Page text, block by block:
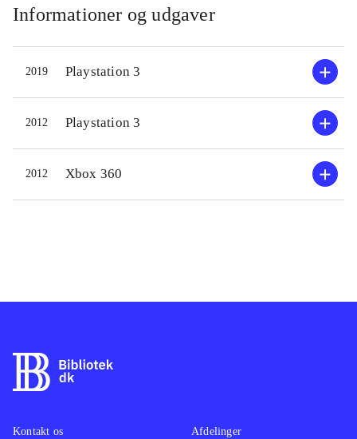
Informationer og udgaver
2019 Playstation 3
2012 Playstation 3
2012 Xbox 360
Kontakt os
Afdelinger